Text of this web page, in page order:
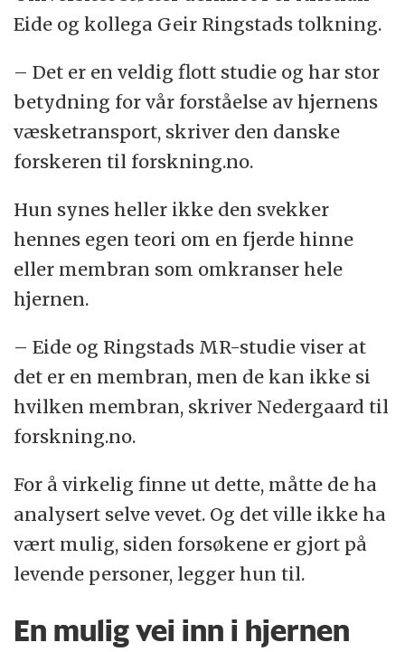
Eide og kollega Geir Ringstads tolkning.
– Det er en veldig flott studie og har stor
betydning for vår forståelse av hjernens
væsketransport, skriver den danske
forskeren til forskning.no.
Hun synes heller ikke den svekker
hennes egen teori om en fjerde hinne
eller membran som omkranser hele
hjernen.
– Eide og Ringstads MR-studie viser at
det er en membran, men de kan ikke si
hvilken membran, skriver Nedergaard til
forskning.no.
For å virkelig finne ut dette, måtte de ha
analysert selve vevet. Og det ville ikke ha
vært mulig, siden forsøkene er gjort på
levende personer, legger hun til.
En mulig vei inn i hjernen